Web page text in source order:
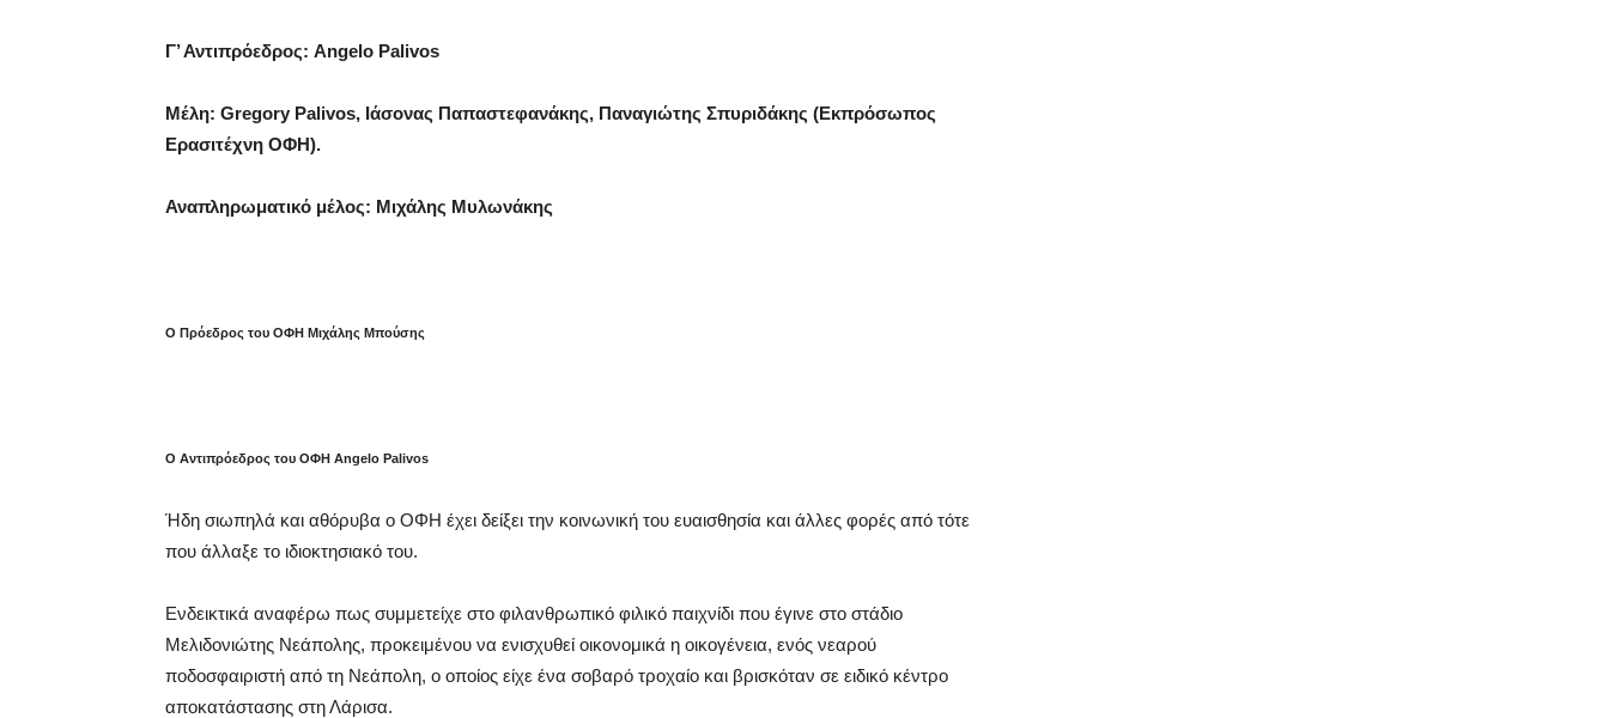
Γ’ Αντιπρόεδρος: Angelo Palivos
Μέλη: Gregory Palivos, Ιάσονας Παπαστεφανάκης, Παναγιώτης Σπυριδάκης (Εκπρόσωπος
Ερασιτέχνη ΟΦΗ).
Αναπληρωματικό μέλος: Μιχάλης Μυλωνάκης
Ο Πρόεδρος του ΟΦΗ Μιχάλης Μπούσης
Ο Αντιπρόεδρος του ΟΦΗ Angelo Palivos
Ήδη σιωπηλά και αθόρυβα ο ΟΦΗ έχει δείξει την κοινωνική του ευαισθησία και άλλες φορές από τότε
που άλλαξε το ιδιοκτησιακό του.
Ενδεικτικά αναφέρω πως συμμετείχε στο φιλανθρωπικό φιλικό παιχνίδι που έγινε στο στάδιο
Μελιδονιώτης Νεάπολης, προκειμένου να ενισχυθεί οικονομικά η οικογένεια, ενός νεαρού
ποδοσφαιριστή από τη Νεάπολη, ο οποίος είχε ένα σοβαρό τροχαίο και βρισκόταν σε ειδικό κέντρο
αποκατάστασης στη Λάρισα.